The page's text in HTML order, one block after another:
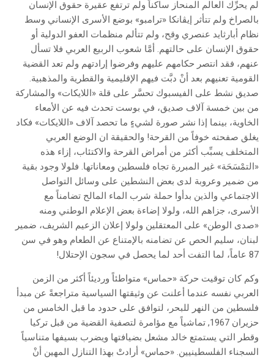
لم يحرِّك العالم المنحاز ساكناً ولم ترتفع عقيرة حقوق الإنسان
بالصراخ ولم تتأثر إيڤانكا «ترامبو» بوضع الأسرى الإنساني وسط
نظام أبارثايد عنصري وقح، ولم تتألم منظمات العفو الدولية أو
حقوق الإنسان على حالتهم. أمَّا شعوب الربيع العربي فلا تسأل
عنهم، فقد انتصر حكامهم عليهم وفرضوا إرادتهم ولم تعد القضية
القومية تعنيهم بعد أنْ دبَّت فيهم الإقليمية والقطرية والمذهبية.
صديق نشط على الفيسبوك تحسَّر على قلة «اللايكات» والمشاركة
من بين خمسة آلاف صديق، في بوست تحدث فيه عن الأمعاء
الخاوية، بينما إذا نشر صورة لشيءٍ ما تحصد آلاف «اللايكات» فكاد
يغلق صفحته خوفاً من القرحة! والحقيقة ان الوضع العربي
المتخلف يسبِّب أكثر من أمراض القرحة والاكتئاب، إزاء هذه
«التمْسَحَة» غير المبررة تجاه فلسطين ومعاناتها. فلولا وجود بقية
من ضمير وعروبة لدى بعض النشطين على وسائل التواصل
الاجتماعي والذين بدأوا حملة شرب الماء المالح تضامناً مع
الأسرى، جزاهم الله، ولولا إضاءة بعض الإعلام الوطني ومنه
«صدى الوطن» على المعتقلين ولولا إعلان الزعيم الشريف، ضمير
لبنان، سليم الحص عن تضامنه بالإمتناع عن الطعام وهو في سن
87 عاماً، لما التفت أحد لما يحصل في سجون الإحتلال!
وكم كان توقيت حركة «حماس» متواطئاً ورديئاً أكثر من الزمن
العربي نفسه عندما أعلنت عن وثيقتها السياسية متراجعةً عن مبدأ
فلسطين من النهر للبحر، لتوافق على حدود ما قبل الخامس من
حزيران 1967, تماشياً مع مؤامرة لتصفية القضية من قبل تركيا
وقطر التي يستمتع خالد مشعل بضيافتها ويضرب بسيفها متناسياً
السجناء الفلسطينيين. «حماس» أرادتْ بهذا التنازل المهين أنْ